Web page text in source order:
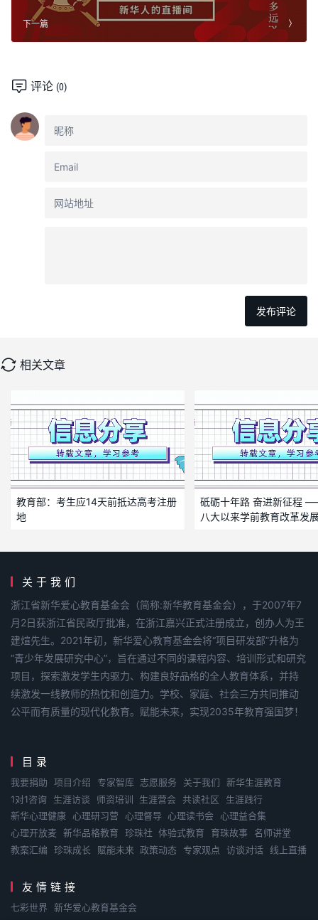
下一篇
评论 (0)
相关文章
教育部：考生应14天前抵达高考注册
地
砥砺十年路 奋进新征程
八大以来学前教育改革发
关于我们
浙江省新华爱心教育基金会（简称:新华教育基金会），于2007年7
月2日获浙江省民政厅批准，在浙江嘉兴正式注册成立，创办人为王
建煊先生。2021年初，新华爱心教育基金会将“项目研发部”升格为
“青少年发展研究中心”，旨在通过不同的课程内容、培训形式和研究
项目，探索激发学生内驱力、构建良好品格的全人教育体系，并持
续激发一线教师的热忱和创造力。学校、家庭、社会三方共同推动
公平而有质量的现代化教育。赋能未来，实现2035年教育强国梦！
目录
我要捐助 项目介绍 专家智库 志愿服务 关于我们
新华生涯教育
1对1咨询
生涯访谈 师资培训 生涯营会 共读社区
生涯践行
新华心理健康 心理研习营 心理督导 心理读书会
心理益合集
心理开放麦
新华品格教育 珍珠社 体验式教育 育珠故事
名师讲堂
教案汇编
珍珠成长 赋能未来 政策动态 专家观点 访谈对话 线上直播
友情链接
七彩世界 新华爱心教育基金会